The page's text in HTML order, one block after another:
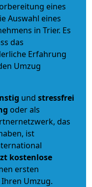
eines
Auswahl eines
in Trier. Es
das
Erfahrung
Umzug
und stressfrei
oder als
das
ist
kostenlose
ersten
Umzug.